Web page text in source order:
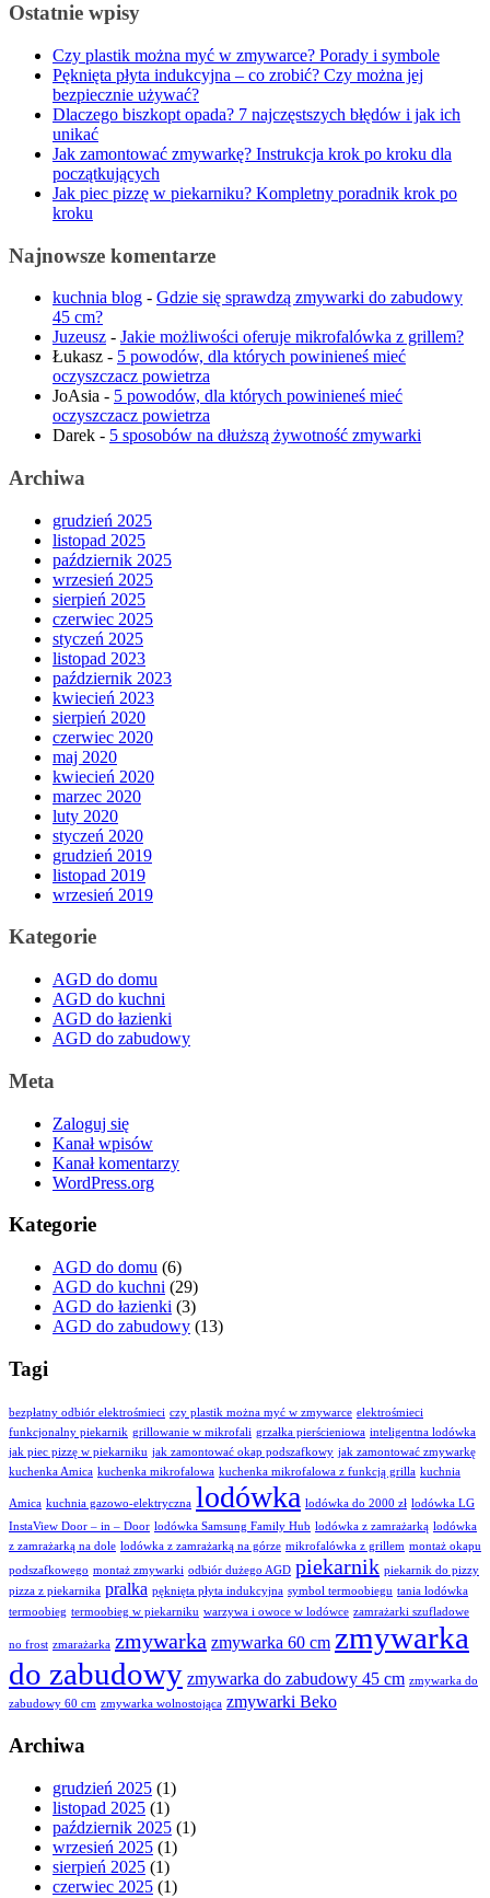
Ostatnie wpisy
Czy plastik można myć w zmywarce? Porady i symbole
Pęknięta płyta indukcyjna – co zrobić? Czy można jej
bezpiecznie używać?
Dlaczego biszkopt opada? 7 najczęstszych błędów i jak ich
unikać
Jak zamontować zmywarkę? Instrukcja krok po kroku dla
początkujących
Jak piec pizzę w piekarniku? Kompletny poradnik krok po
kroku
Najnowsze komentarze
kuchnia blog - Gdzie się sprawdzą zmywarki do zabudowy
45 cm?
Juzeusz - Jakie możliwości oferuje mikrofalówka z grillem?
Łukasz - 5 powodów, dla których powinieneś mieć
oczyszczacz powietrza
JoAsia - 5 powodów, dla których powinieneś mieć
oczyszczacz powietrza
Darek - 5 sposobów na dłuższą żywotność zmywarki
Archiwa
grudzień 2025
listopad 2025
październik 2025
wrzesień 2025
sierpień 2025
czerwiec 2025
styczeń 2025
listopad 2023
październik 2023
kwiecień 2023
sierpień 2020
czerwiec 2020
maj 2020
kwiecień 2020
marzec 2020
luty 2020
styczeń 2020
grudzień 2019
listopad 2019
wrzesień 2019
Kategorie
AGD do domu
AGD do kuchni
AGD do łazienki
AGD do zabudowy
Meta
Zaloguj się
Kanał wpisów
Kanał komentarzy
WordPress.org
Kategorie
AGD do domu (6)
AGD do kuchni (29)
AGD do łazienki (3)
AGD do zabudowy (13)
Tagi
bezpłatny odbiór elektrośmieci czy plastik można myć w zmywarce elektrośmieci
funkcjonalny piekarnik grillowanie w mikrofali grzałka pierścieniowa inteligentna lodówka
jak piec pizzę w piekarniku jak zamontować okap podszafkowy jak zamontować zmywarkę
kuchenka Amica kuchenka mikrofalowa kuchenka mikrofalowa z funkcją grilla kuchnia
Amica kuchnia gazowo-elektryczna lodówka lodówka do 2000 zł lodówka LG
InstaView Door – in – Door lodówka Samsung Family Hub lodówka z zamrażarką lodówka
z zamrażarką na dole lodówka z zamrażarką na górze mikrofalówka z grillem montaż okapu
podszafkowego montaż zmywarki odbiór dużego AGD piekarnik piekarnik do pizzy
pizza z piekarnika pralka pęknięta płyta indukcyjna symbol termoobiegu tania lodówka
termoobieg termoobieg w piekarniku warzywa i owoce w lodówce zamrażarki szufladowe
no frost zmarażarka zmywarka zmywarka 60 cm zmywarka
do zabudowy zmywarka do zabudowy 45 cm zmywarka do
zabudowy 60 cm zmywarka wolnostojąca zmywarki Beko
Archiwa
grudzień 2025 (1)
listopad 2025 (1)
październik 2025 (1)
wrzesień 2025 (1)
sierpień 2025 (1)
czerwiec 2025 (1)